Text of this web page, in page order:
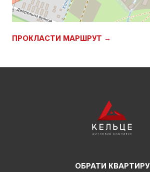
ПРОКЛАСТИ МАРШРУТ →
ОБРАТИ КВАРТИРУ